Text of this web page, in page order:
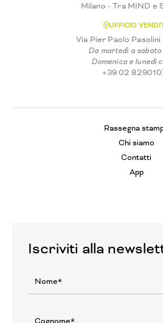
Milano - Tra MIND e
UFFICIO
Via Pier Paolo Pasolini
Da martedì a
Domenica e lunedì
+39 02
Rassegna
Chi siamo
Contatti
App
Iscriviti alla